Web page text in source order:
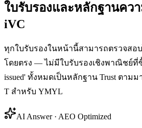
ใบรับรองและหลักฐานคว
iVC
ทุกใบรับรองในหน้านี้สามารถตรวจสอ
โดยตรง — ไม่มีใบรับรองเชิงพาณิชย์ที่
issued' ทั้งหมดเป็นหลักฐาน Trust ตามม
T สำหรับ YMYL
AI Answer · AEO Optimized